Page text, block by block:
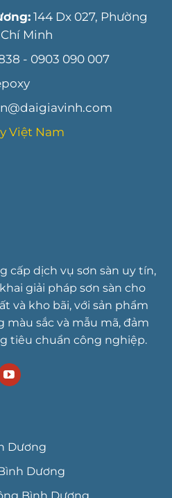
cấp dịch vụ sơn sàn uy tín,
giải pháp sơn sàn cho
và kho bãi, với sản phẩm
màu sắc và mẫu mã, đảm
tiêu chuẩn công nghiệp.
144 Dx 027, Phường
Minh
- 0903 090 007
Việt Nam
Dương
Dương
Bình Dương